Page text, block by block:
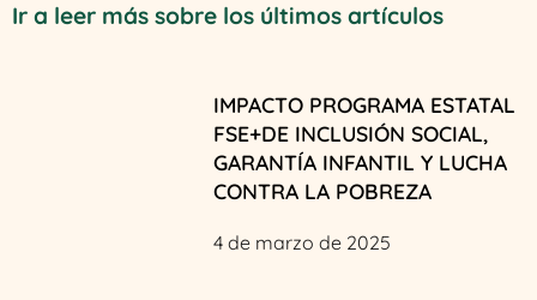
Ir a leer más sobre los últimos artículos
IMPACTO PROGRAMA ESTATAL
FSE+DE INCLUSIÓN SOCIAL,
GARANTÍA INFANTIL Y LUCHA
CONTRA LA POBREZA
4 de marzo de 2025